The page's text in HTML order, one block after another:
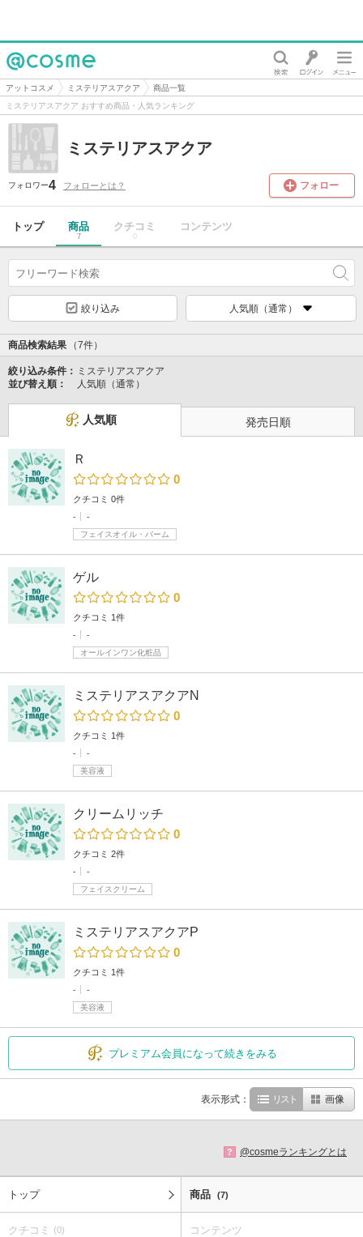
@cosme
アットコスメ ミステリアスアクア
商品一覧
ミステリアスアクア おすすめ商品・人気ランキング
ミステリアスアクア
フォロワー4 フォローとは？ フォロー
トップ 商品
7
クチコミ
0
コンテンツ
絞り込み 人気順（通常）
商品検索結果 （7件）
絞り込み条件： ミステリアスアクア
並び替え順：
人気順（通常）
人気順 発売日順
Ｒ
0
クチコミ 0件
-
-
フェイスオイル・バーム
ゲル
0
クチコミ 1件
-
-
オールインワン化粧品
ミステリアスアクアN
0
クチコミ 1件
-
-
美容液
クリームリッチ
0
クチコミ 2件
-
-
フェイスクリーム
ミステリアスアクアP
0
クチコミ 1件
-
-
美容液
プレミアム会員になって続きをみる
表示形式： リスト 画像
? @cosmeランキングとは
トップ 商品 (7)
クチコミ (0) コンテンツ